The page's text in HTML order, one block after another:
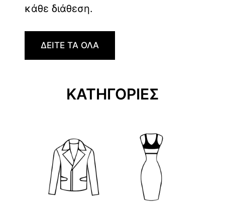
κάθε διάθεση.
ΔΕΙΤΕ ΤΑ ΟΛΑ
ΚΑΤΗΓΟΡΙΕΣ